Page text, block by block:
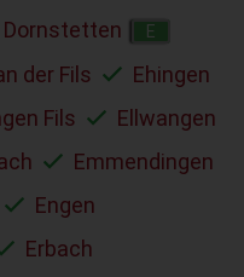
Dornstetten E
der Fils
Ehingen
Fils
Ellwangen
Emmendingen
Engen
Erbach